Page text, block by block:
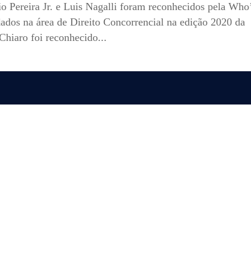
Pereira Jr. e Luis Nagalli foram reconhecidos pela
na área de Direito Concorrencial na edição 2020 da
foi reconhecido...